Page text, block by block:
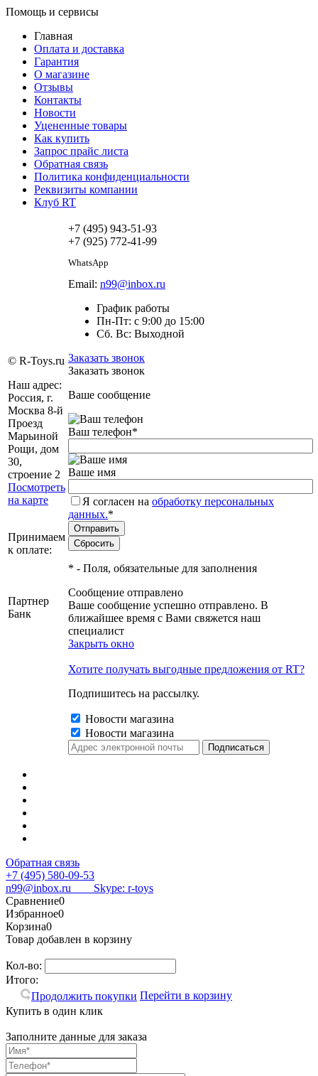
Помощь и сервисы
Главная
Оплата и доставка
Гарантия
О магазине
Отзывы
Контакты
Новости
Уцененные товары
Как купить
Запрос прайс листа
Обратная связь
Политика конфиденциальности
Реквизиты компании
Клуб RT
© R-Toys.ru
Наш адрес:
Россия, г.
Москва 8-й
Проезд
Марьиной
Рощи, дом
30,
строение 2
Посмотреть
на карте
Принимаем
к оплате:
Партнер
Банк
+7 (495) 943-51-93
+7 (925) 772-41-99
WhatsApp
Email: n99@inbox.ru
График работы
Пн-Пт: с 9:00 до 15:00
Сб. Вс: Выходной
Заказать звонок
Заказать звонок
Ваше сообщение
Ваш телефон*
Ваше имя
Я согласен на обработку персональных
данных.*
* - Поля, обязательные для заполнения
Сообщение отправлено
Ваше сообщение успешно отправлено. В
ближайшее время с Вами свяжется наш
специалист
Закрыть окно
Хотите получать выгодные предложения от RT?
Подпишитесь на рассылку.
Новости магазина
Новости магазина
Обратная связь
+7 (495) 580-09-53
n99@inbox.ru Skype: r-toys
Сравнение0
Избранное0
Корзина0
Товар добавлен в корзину
Кол-во:
Итого:
Продолжить покупки Перейти в корзину
Купить в один клик
Заполните данные для заказа